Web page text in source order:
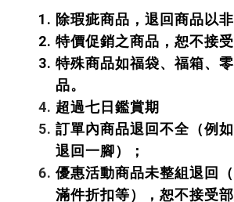
除瑕疵商品，退回商品以非
特價促銷之商品，恕不接受
特殊商品如福袋、福箱、
品。
超過七日鑑賞期
訂單內商品退回不全（例
退回一腳）；
優惠活動商品未整組退回（
滿件折扣等），恕不接受部